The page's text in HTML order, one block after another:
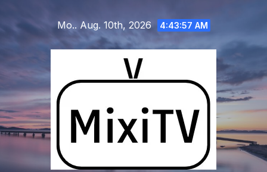
Inhalt
Mo.. Aug. 10th, 2026 4:43:58 AM